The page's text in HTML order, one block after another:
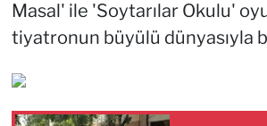
Masal' ile 'Soytarılar Okulu'
tiyatronun büyülü dünyasıyla